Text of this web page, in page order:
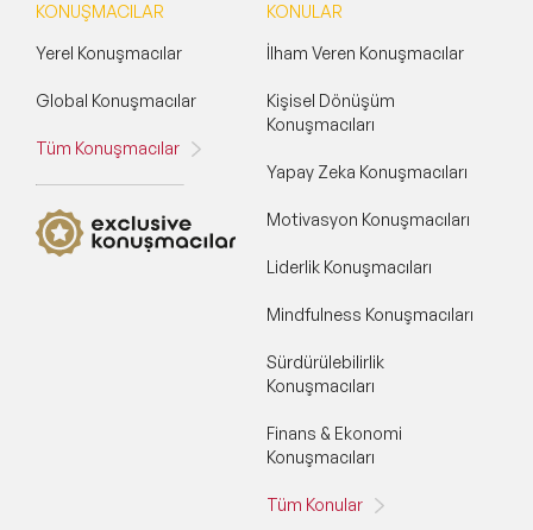
KONUŞMACILAR
Yerel Konuşmacılar
Global Konuşmacılar
Tüm Konuşmacılar
KONULAR
İlham Veren Konuşmacılar
Kişisel Dönüşüm
Konuşmacıları
Yapay Zeka Konuşmacıları
Motivasyon Konuşmacıları
Liderlik Konuşmacıları
Mindfulness Konuşmacıları
Sürdürülebilirlik
Konuşmacıları
Finans & Ekonomi
Konuşmacıları
Tüm Konular